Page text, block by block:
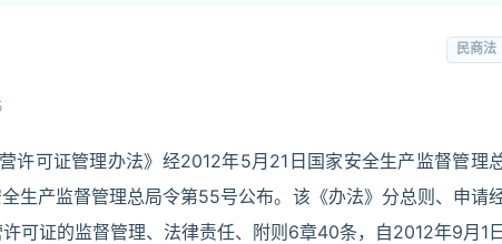
民商法
许可证管理办法》经2012年5月21日国家安全生产监督管理
生产监督管理总局令第55号公布。该《办法》分总则、申请
可证的监督管理、法律责任、附则6章40条，自2012年9月1